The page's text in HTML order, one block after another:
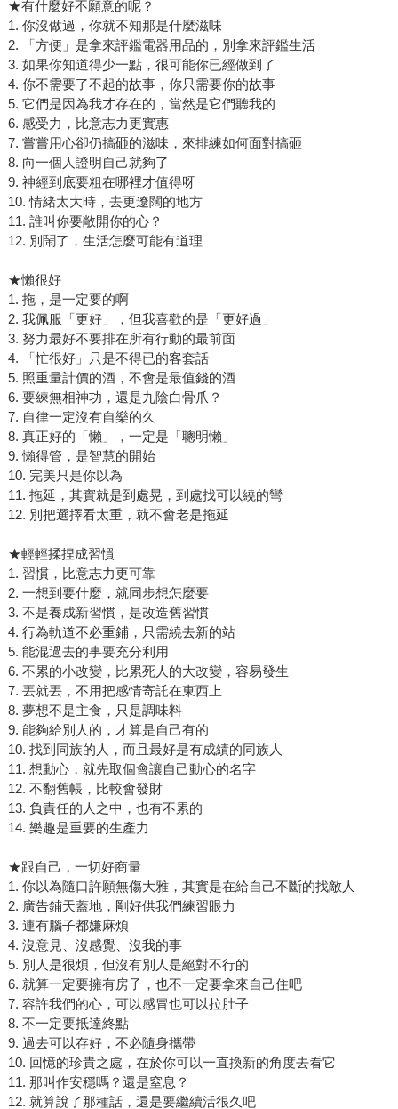
★有什麼好不願意的呢？
1. 你沒做過，你就不知那是什麼滋味
2. 「方便」是拿來評鑑電器用品的，別拿來評鑑生活
3. 如果你知道得少一點，很可能你已經做到了
4. 你不需要了不起的故事，你只需要你的故事
5. 它們是因為我才存在的，當然是它們聽我的
6. 感受力，比意志力更實惠
7. 嘗嘗用心卻仍搞砸的滋味，來排練如何面對搞砸
8. 向一個人證明自己就夠了
9. 神經到底要粗在哪裡才值得呀
10. 情緒太大時，去更遼闊的地方
11. 誰叫你要敞開你的心？
12. 別鬧了，生活怎麼可能有道理
★懶很好
1. 拖，是一定要的啊
2. 我佩服「更好」，但我喜歡的是「更好過」
3. 努力最好不要排在所有行動的最前面
4. 「忙很好」只是不得已的客套話
5. 照重量計價的酒，不會是最值錢的酒
6. 要練無相神功，還是九陰白骨爪？
7. 自律一定沒有自樂的久
8. 真正好的「懶」，一定是「聰明懶」
9. 懶得管，是智慧的開始
10. 完美只是你以為
11. 拖延，其實就是到處晃，到處找可以繞的彎
12. 別把選擇看太重，就不會老是拖延
★輕輕揉捏成習慣
1. 習慣，比意志力更可靠
2. 一想到要什麼，就同步想怎麼要
3. 不是養成新習慣，是改造舊習慣
4. 行為軌道不必重鋪，只需繞去新的站
5. 能混過去的事要充分利用
6. 不累的小改變，比累死人的大改變，容易發生
7. 丟就丟，不用把感情寄託在東西上
8. 夢想不是主食，只是調味料
9. 能夠給別人的，才算是自己有的
10. 找到同族的人，而且最好是有成績的同族人
11. 想動心，就先取個會讓自己動心的名字
12. 不翻舊帳，比較會發財
13. 負責任的人之中，也有不累的
14. 樂趣是重要的生產力
★跟自己，一切好商量
1. 你以為隨口許願無傷大雅，其實是在給自己不斷的找敵人
2. 廣告鋪天蓋地，剛好供我們練習眼力
3. 連有腦子都嫌麻煩
4. 沒意見、沒感覺、沒我的事
5. 別人是很煩，但沒有別人是絕對不行的
6. 就算一定要擁有房子，也不一定要拿來自己住吧
7. 容許我們的心，可以感冒也可以拉肚子
8. 不一定要抵達終點
9. 過去可以存好，不必隨身攜帶
10. 回憶的珍貴之處，在於你可以一直換新的角度去看它
11. 那叫作安穩嗎？還是窒息？
12. 就算說了那種話，還是要繼續活很久吧